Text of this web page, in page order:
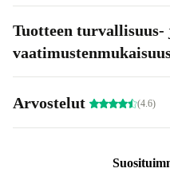
Tuotteen turvallisuus-
Arvostelut (4.6)